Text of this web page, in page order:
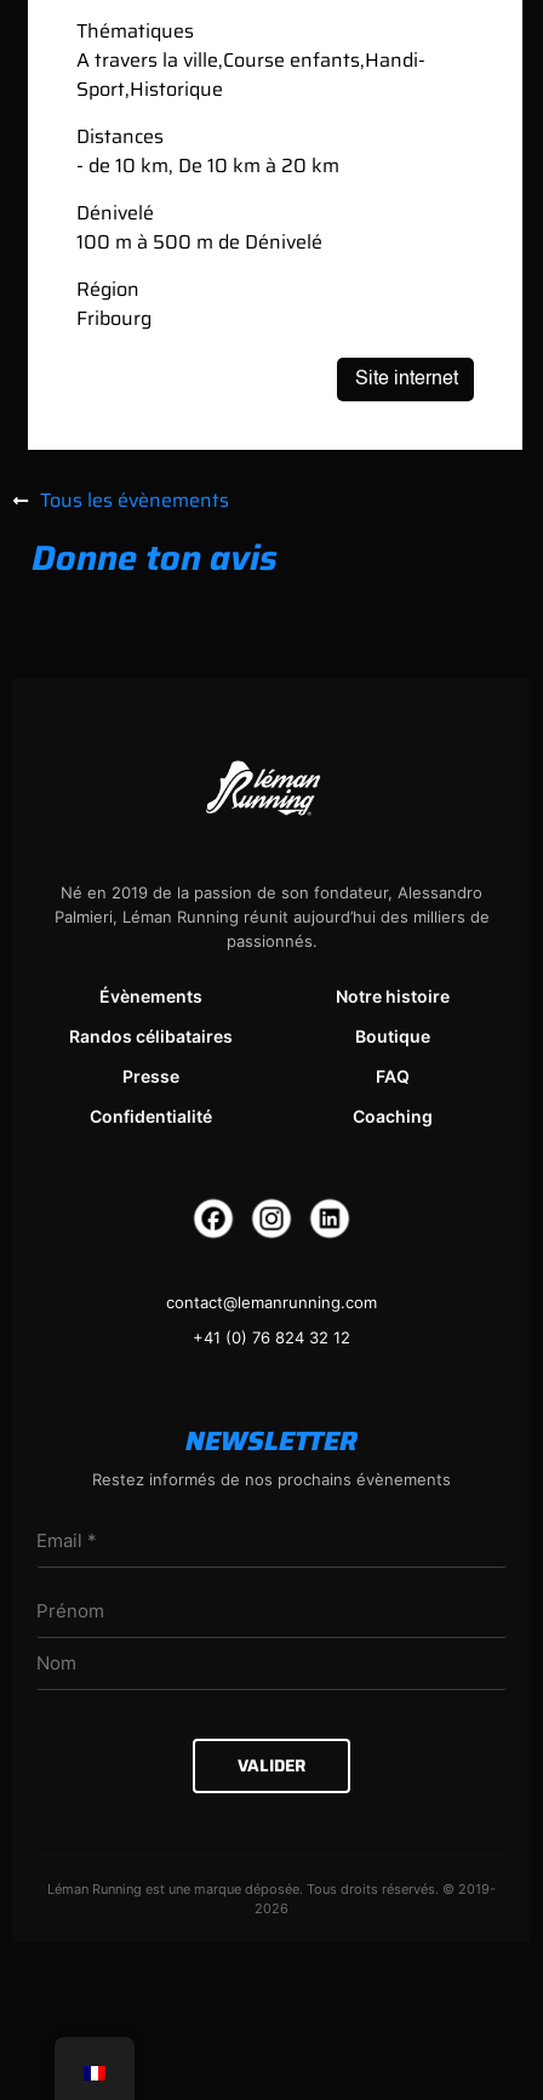
Thématiques
A travers la ville,Course enfants,Handi-
Sport,Historique
Distances
- de 10 km, De 10 km à 20 km
Dénivelé
100 m à 500 m de Dénivelé
Région
Fribourg
Tous les évènements
Donne ton avis
Né en 2019 de la passion de son fondateur, Alessandro
Palmieri, Léman Running réunit aujourd’hui des milliers de
passionnés.
Évènements
Notre histoire
Randos célibataires
Boutique
Presse
FAQ
Confidentialité
Coaching
contact@lemanrunning.com
+41 (0) 76 824 32 12
NEWSLETTER
Restez informés de nos prochains évènements
VALIDER
Léman Running est une marque déposée. Tous droits réservés. © 2019-
2026